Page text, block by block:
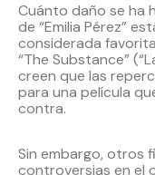
Cuánto daño se ha
de “Emilia Pérez”
considerada
“The Substance”
creen que las
para una película
contra.
Sin embargo, otros
controversias en el